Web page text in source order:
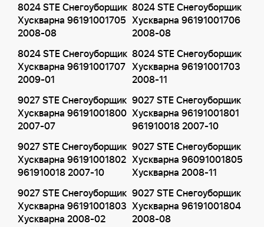
8024 STE Снегоуборщик
Хускварна 96191001705
2008-08
8024 STE Снегоуборщик
Хускварна 96191001706
2008-08
8024 STE Снегоуборщик
Хускварна 96191001707
2009-01
8024 STE Снегоуборщик
Хускварна 96191001703
2008-11
9027 STE Снегоуборщик
Хускварна 96191001800
2007-07
9027 STE Снегоуборщик
Хускварна 96191001801
961910018 2007-10
9027 STE Снегоуборщик
Хускварна 96191001802
961910018 2007-10
9027 STE Снегоуборщик
Хускварна 96091001805
Хускварна 2008-11
9027 STE Снегоуборщик
Хускварна 96191001803
Хускварна 2008-02
9027 STE Снегоуборщик
Хускварна 96191001804
2008-08